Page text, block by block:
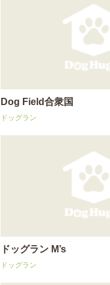
Dog Field合衆国
ドッグラン
ドッグラン M’s
ドッグラン